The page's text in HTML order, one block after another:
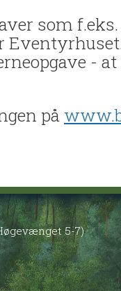
som
-
på
5-7)